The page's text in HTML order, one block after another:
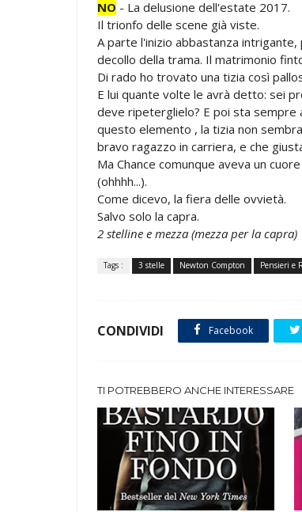
NO - La delusione dell'estate 2017.
Il trionfo delle scene già viste.
A parte l'inizio abbastanza
decollo della trama. Il matrimonio
Di rado ho trovato una tizia così
E lui quante volte le avrà detto: sei
deve ripeterglielo? E poi sta
questo elemento , la tizia non
bravo ragazzo in carriera, e che
Ma Chance comunque aveva un
(ohhhh...).
Come dicevo, la fiera delle ovvietà.
Salvo solo la capra.
2 stelline e mezza (mezza per la capra)
Tags : 3 stelle Newton Compton Pensieri e
CONDIVIDI Facebook
TI POTREBBERO ANCHE INTERESSARE